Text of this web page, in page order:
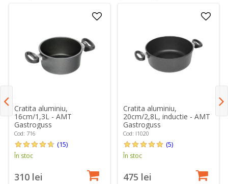
Cratita aluminiu,
16cm/1,3L - AMT
Gastroguss
Cod: 716
(15)
În stoc
310 lei
Cratita aluminiu,
20cm/2,8L, inductie - AMT
Gastroguss
Cod: I1020
(5)
În stoc
475 lei